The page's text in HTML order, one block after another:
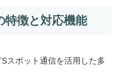
特徴と対応機能
スポット通信を活用した多